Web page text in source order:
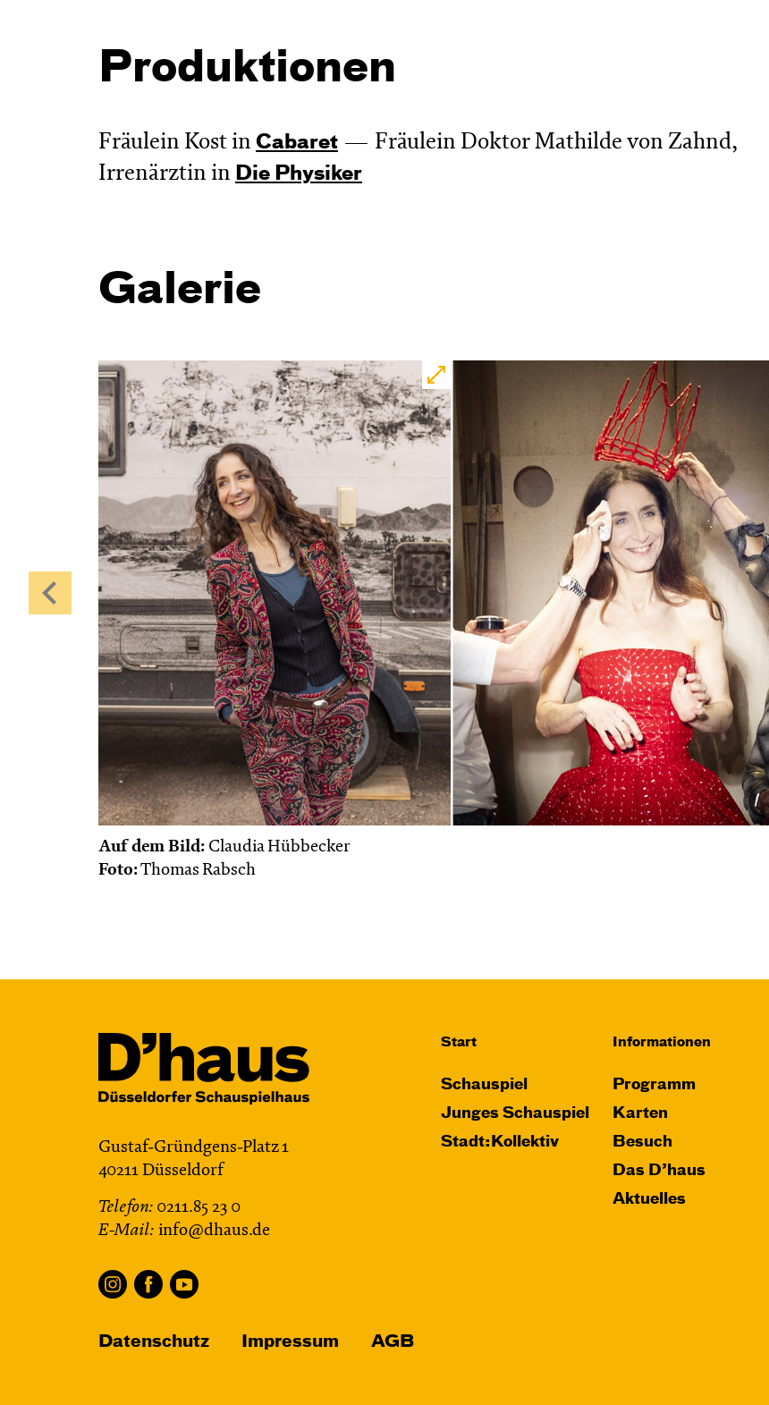
Produktionen
Fräulein Kost in Cabaret
Fräulein Doktor Mathilde von Zahnd,
Irrenärztin in Die Physiker
Galerie
Auf dem Bild: Claudia Hübbecker
Foto:Thomas Rabsch
Gustaf-Gründgens-Platz 1
40211 Düsseldorf
Telefon: 0211.85 23 0
E-Mail: info@dhaus.de
Start
Schauspiel
Junges Schauspiel
Stadt:Kollektiv
Informationen
Programm
Karten
Besuch
Das D’haus
Aktuelles
Datenschutz Impressum AGB